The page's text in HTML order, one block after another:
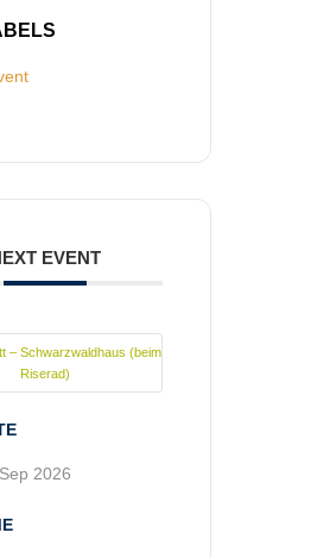
EVENT
– Schwarzwaldhaus (beim
Riserad)
2026